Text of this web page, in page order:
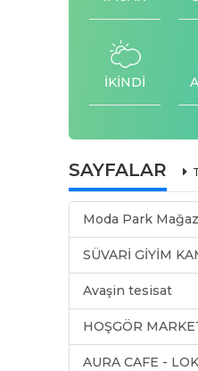
İKİNDİ
SAYFALAR
Moda Park
SÜVARİ GİYİM
Avaşin tesisat
HOŞGÖR
AURA CAFE -